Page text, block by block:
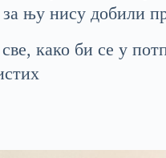
за њу нису добили
како би се у